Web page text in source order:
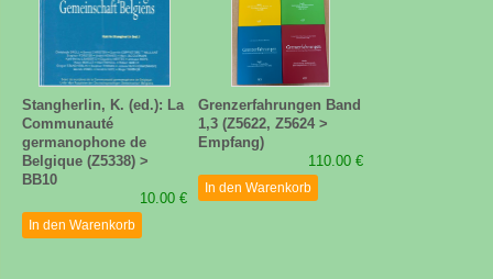
Stangherlin, K. (ed.): La
Communauté
germanophone de
Belgique (Z5338) >
BB10
10.00 €
In den Warenkorb
Grenzerfahrungen Band
1,3 (Z5622, Z5624 >
Empfang)
110.00 €
In den Warenkorb